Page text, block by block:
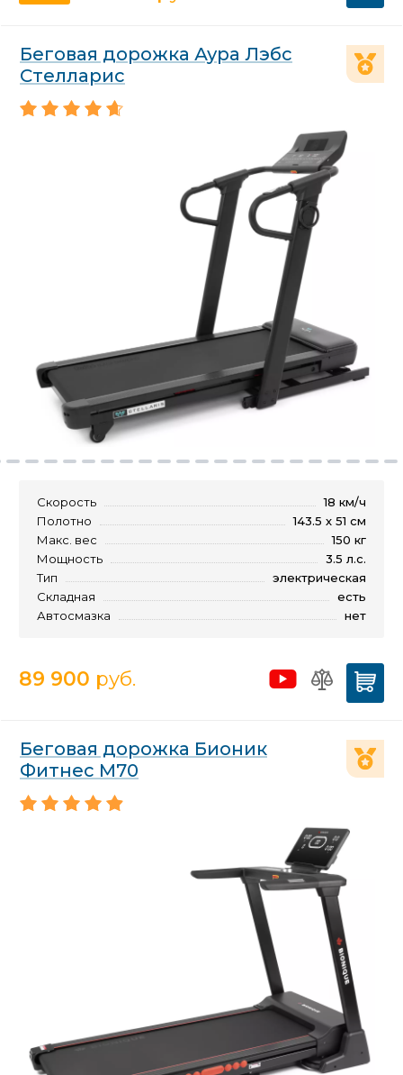
Беговая дорожка Аура Лэбс
Стелларис
Скорость
18 км/ч
Полотно
143.5 х 51 см
Макс. вес
150 кг
Мощность
3.5 л.с.
Тип
электрическая
Складная
есть
Автосмазка
нет
89 900 руб.
Беговая дорожка Бионик
Фитнес М70